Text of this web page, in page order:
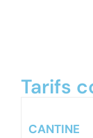
Pratique
Tarifs
CANTINE